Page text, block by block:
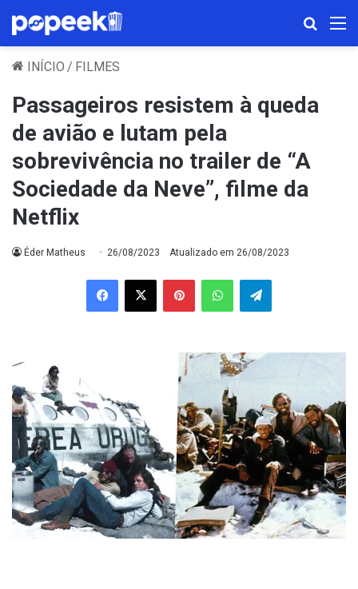
INÍCIO / FILMES
Passageiros resistem à queda
de avião e lutam pela
sobrevivência no trailer de “A
Sociedade da Neve”, filme da
Netflix
Éder Matheus 26/08/2023 Atualizado em 26/08/2023
Facebook
X PinterestWhatsAppTelegram